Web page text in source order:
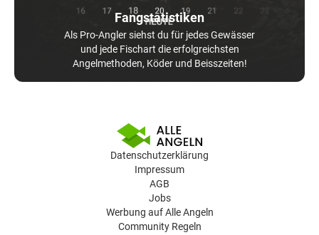
Fangstatistiken
Als Pro-Angler siehst du für jedes Gewässer
und jede Fischart die erfolgreichsten
Angelmethoden, Köder und Beisszeiten!
Datenschutzerklärung
Impressum
AGB
Jobs
Werbung auf Alle Angeln
Community Regeln